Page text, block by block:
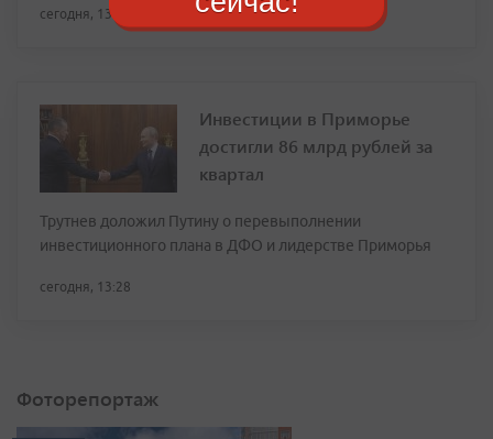
сегодня, 13:46
Инвестиции в Приморье
достигли 86 млрд рублей за
квартал
Трутнев доложил Путину о перевыполнении
инвестиционного плана в ДФО и лидерстве Приморья
сегодня, 13:28
Фоторепортаж